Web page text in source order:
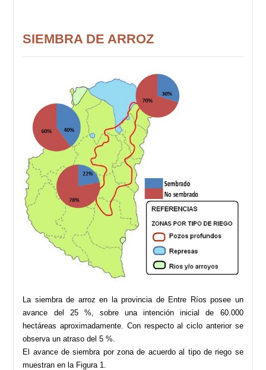
SIEMBRA DE ARROZ
La siembra de arroz en la provincia de Entre Ríos posee un
avance del 25 %, sobre una intención inicial de 60.000
hectáreas aproximadamente. Con respecto al ciclo anterior se
observa un atraso del 5 %.
El avance de siembra por zona de acuerdo al tipo de riego se
muestran en la Figura 1.